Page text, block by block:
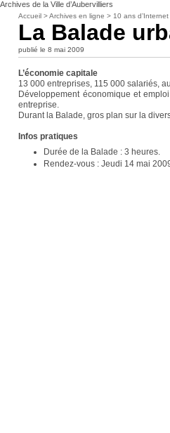
Archives de la Ville d’Aubervilliers
Accueil >Archives en ligne > 10 ans d’Internet
La Balade
publié le 8 mai 2009
L’économie capitale
13 000 entreprises, 115 000 salariés,
Développement économique et
entreprise.
Durant la Balade, gros plan sur la
Infos pratiques
Durée de la Balade : 3 heures.
Rendez-vous : Jeudi 14 mai